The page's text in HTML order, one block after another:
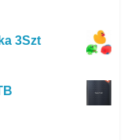
3Szt